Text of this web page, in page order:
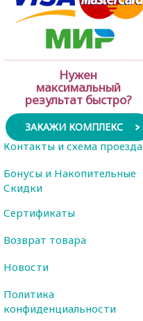
Нужен
максимальный
результат быстро?
ЗАКАЖИ КОМПЛЕКС
Контакты и схема проезда
Бонусы и Накопительные
Скидки
Сертификаты
Возврат товара
Новости
Политика
конфиденциальности